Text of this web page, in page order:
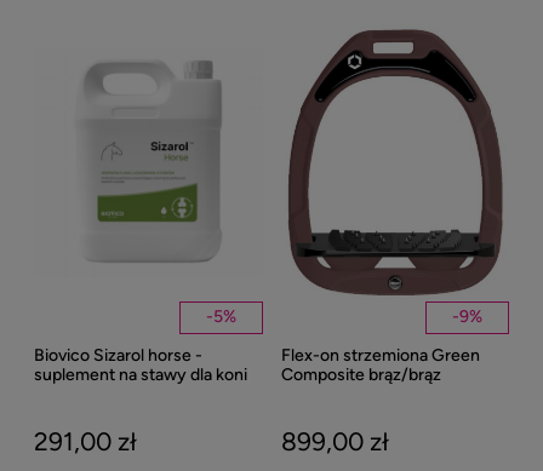
-5%
Biovico Sizarol horse -
suplement na stawy dla koni
291,00 zł
-9%
Flex-on strzemiona Green
Composite brąz/brąz
899,00 zł